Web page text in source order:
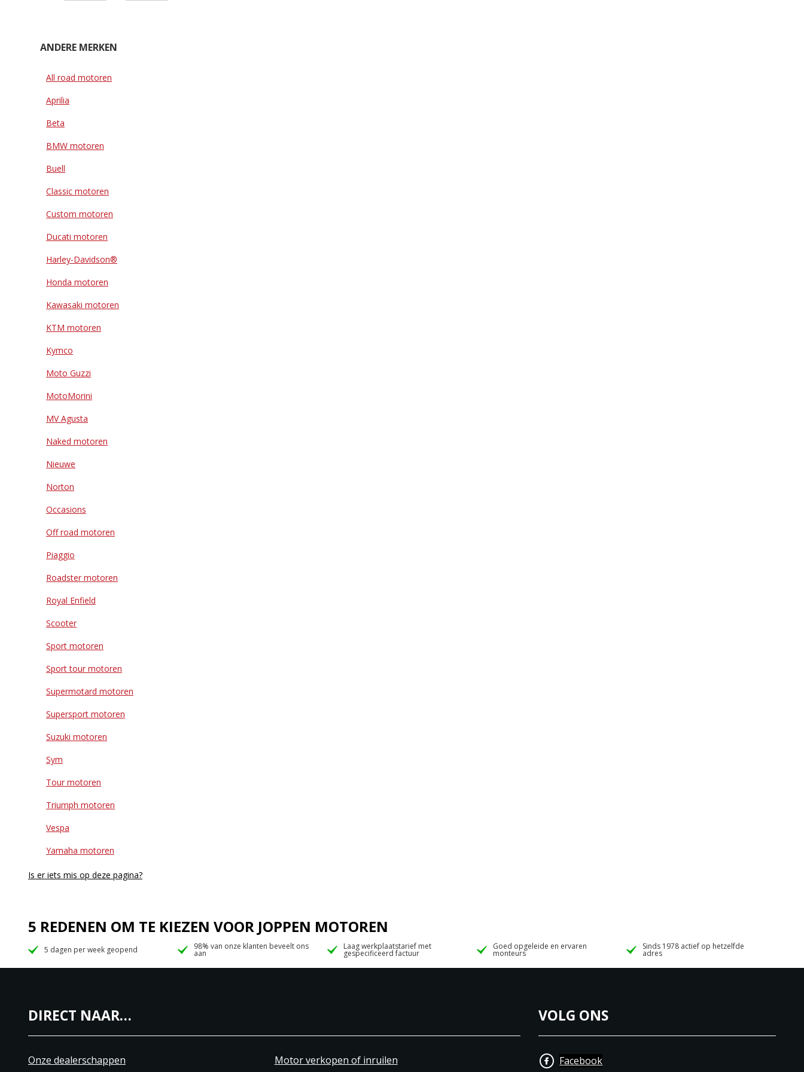
ANDERE MERKEN
All road motoren
Aprilia
Beta
BMW motoren
Buell
Classic motoren
Custom motoren
Ducati motoren
Harley-Davidson®
Honda motoren
Kawasaki motoren
KTM motoren
Kymco
Moto Guzzi
MotoMorini
MV Agusta
Naked motoren
Nieuwe
Norton
Occasions
Off road motoren
Piaggio
Roadster motoren
Royal Enfield
Scooter
Sport motoren
Sport tour motoren
Supermotard motoren
Supersport motoren
Suzuki motoren
Sym
Tour motoren
Triumph motoren
Vespa
Yamaha motoren
Is er iets mis op deze pagina?
5 REDENEN OM TE KIEZEN VOOR JOPPEN MOTOREN
5 dagen per week geopend 98% van onze klanten beveelt ons
aan
Laag werkplaatstarief met
gespecificeerd factuur
Goed opgeleide en ervaren
monteurs
Sinds 1978 actief op hetzelfde
adres
DIRECT NAAR…
Onze dealerschappen Motor verkopen of inruilen
VOLG ONS
Facebook